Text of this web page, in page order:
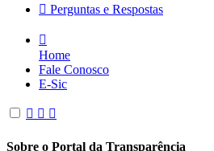
Perguntas e Respostas
Home
Fale Conosco
E-Sic
Sobre o Portal da Transparência